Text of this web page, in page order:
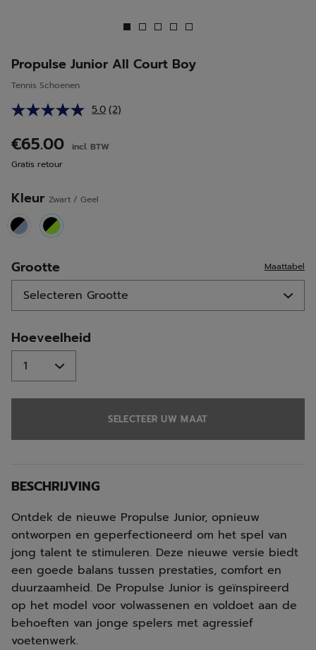
Propulse Junior All Court Boy
Tennis Schoenen
5.0 Lees
Dezelfde
(2)
€65.00
incl. BTW
Gratis retour
Kleur Zwart / Geel
selected
Grootte Maattabel
Hoeveelheid
SELECTEER UW MAAT
BESCHRIJVING
Ontdek de nieuwe Propulse Junior, opnieuw
ontworpen en geperfectioneerd om het spel van
jong talent te stimuleren. Deze nieuwe versie biedt
een goede balans tussen prestaties, comfort en
duurzaamheid. De Propulse Junior is geïnspireerd
op het model voor volwassenen en voldoet aan de
behoeften van jonge spelers met agressief
voetenwerk.